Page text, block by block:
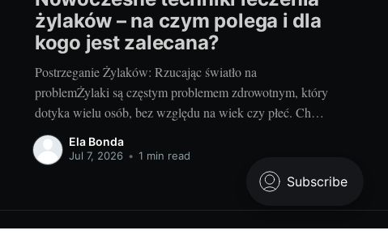
żylaków – na czym polega i dla
kogo jest zalecana?
Postrzeganie Żylaków: Rzucając światło na
problemŻylaki są częstym problemem zdrowotnym, który
dotyka wielu osób, bez względu na wiek czy płeć. Choć
często kojarzone głównie z problemem estetycznym, to
definitywnie nie jest to jedyny problem związany z tym
schorzeniem. Żylaki to powiązane z wiekiem i siedzącym
Ela Bonda
Jul 7, 2026 • 1 min read